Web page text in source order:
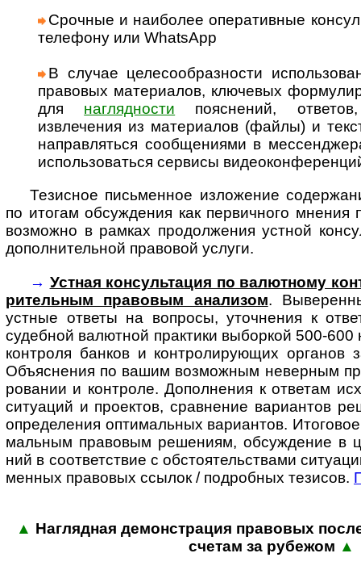
Срочные и наиболее оперативные
телефону или WhatsApp
В случае целесообразности
правовых материалов, ключевых
для наглядности пояснений,
извлечения из материалов (файлы) и
направляться сообщениями в
использоваться сервисы
Тезисное письменное изложение
по итогам обсуждения как первичного мнения
возможно в рамках продолжения устной
дополнительной правовой услуги.
→ Устная консультация по валютному
ри­тель­ным пра­во­вым ана­лизом.
устные ответы на воп­росы, уточ­нения к
судеб­ной валют­ной прак­тики выбор­кой 500-­600
конт­роля бан­ков и конт­ро­ли­ру­ющих органов
Объяс­нения по вашим возмож­ным невер­ным
ро­вании и конт­роле. Допол­нения к отве­там
ситу­аций и проек­тов, срав­нение вари­антов
опре­де­ления опти­маль­ных вари­ан­тов.
маль­ным пра­вовым реше­ниям, обсуж­дение в
ний в соот­вет­ствие с обсто­я­тель­ствами
мен­ных право­вых ссылок / под­роб­ных тезисов.
▲ Наглядная демонстрация правовых
сче­там за рубежом ▲